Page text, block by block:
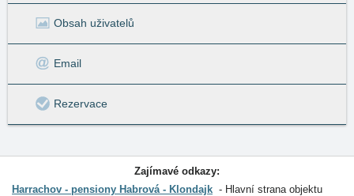
Obsah uživatelů
Email
Rezervace
Zajímavé odkazy:
Harrachov - pensiony Habrová - Klondajk
Hlavní strana objektu